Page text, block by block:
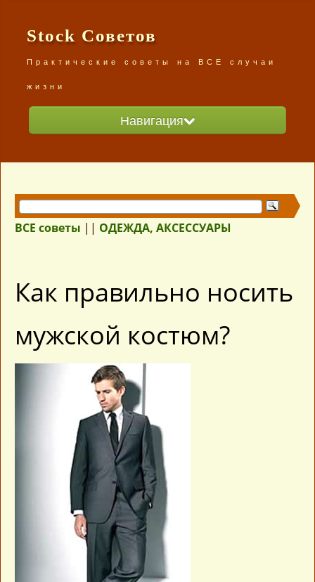
Stock Советов
Практические советы на ВСЕ случаи
жизни
Навигация
ВСЕ советы /карта сайта/
ВСЕ советы || ОДЕЖДА, АКСЕССУАРЫ
Как правильно носить
мужской костюм?